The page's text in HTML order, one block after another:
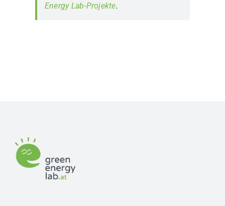
Energy Lab-Projekte.